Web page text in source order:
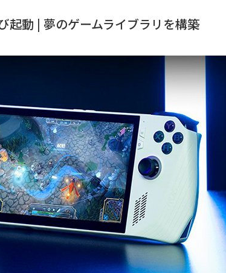
起動 | 夢のゲームライブラリを構築